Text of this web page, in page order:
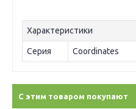
Характеристики
Серия Coordinates
С этим товаром покупают